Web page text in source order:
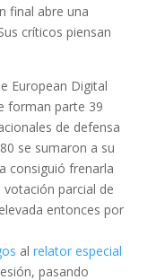
final abre una
críticos piensan
European Digital
forman parte 39
de defensa
se sumaron a su
consiguió frenarla
parcial de
entonces por
al relator especial
pasando